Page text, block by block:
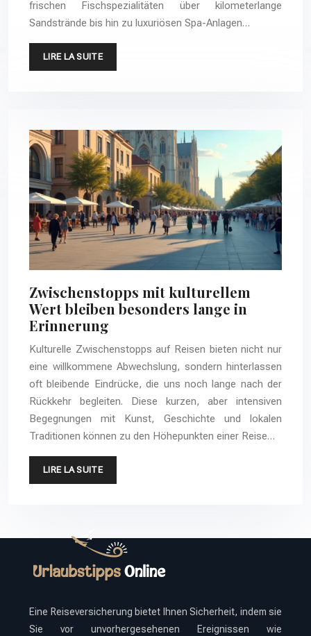
frischen Fischspezialitäten über kilometerlange
Sandstrände bis hin zu luxuriösen Spa-Anlagen…
LIRE LA SUITE
Zwischenstopps mit kulturellem
Wert bleiben besonders lange in
Erinnerung
Kulturelle Zwischenstopps auf Reisen bieten nicht nur
eine willkommene Abwechslung, sondern hinterlassen
oft bleibende Eindrücke, die uns noch lange nach der
Rückkehr begleiten. Diese kurzen, aber intensiven
Begegnungen mit Kunst, Geschichte und lokalen
Traditionen können zu den Höhepunkten einer Reise…
LIRE LA SUITE
Eine Reiseversicherung bietet Ihnen Sicherheit, indem sie
Sie vor unvorhergesehenen Ereignissen wie